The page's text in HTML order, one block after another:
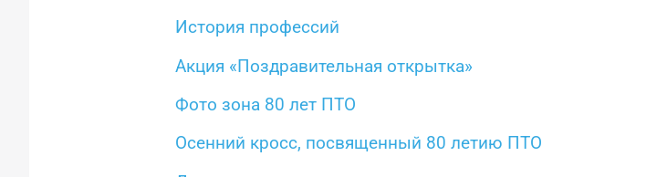
История профессий
Акция «Поздравительная открытка»
Фото зона 80 лет ПТО
Осенний кросс, посвященный 80 летию ПТО